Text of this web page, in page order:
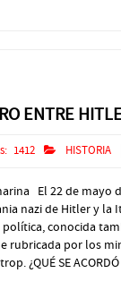
ENTRE
1412 HISTORIA
El 22 de mayo
nazi de Hitler y la
conocida
rubricada por los
¿QUÉ SE ACORDÓ